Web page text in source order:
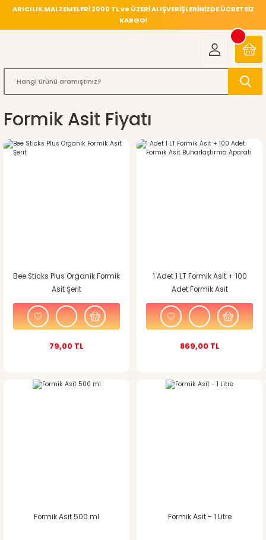
ARICILIK MALZEMELERİ 2000 TL ve ÜZERİ ALIŞVERİŞLERİNİZDE ÜCRETSİZ
KARGO!
Formik Asit Fiyatı
Bee Sticks Plus Organik Formik
Asit Şerit
79,00 TL
1 Adet 1 LT Formik Asit + 100
Adet Formik Asit
Buharlaştırma Aparatı
869,00 TL
Formik Asit 500 ml Formik Asit - 1 Litre